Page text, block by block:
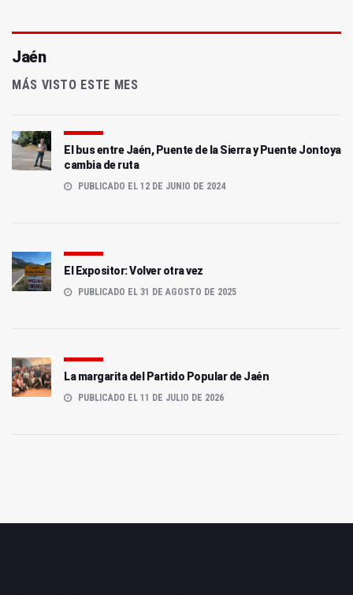
Jaén
MÁS VISTO ESTE MES
El bus entre Jaén, Puente de la Sierra y Puente Jontoya
cambia de ruta
PUBLICADO EL 12 DE JUNIO DE 2024
El Expositor: Volver otra vez
PUBLICADO EL 31 DE AGOSTO DE 2025
La margarita del Partido Popular de Jaén
PUBLICADO EL 11 DE JULIO DE 2026